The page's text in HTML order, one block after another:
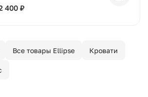
400 ₽
Все товары Ellipse Кровати